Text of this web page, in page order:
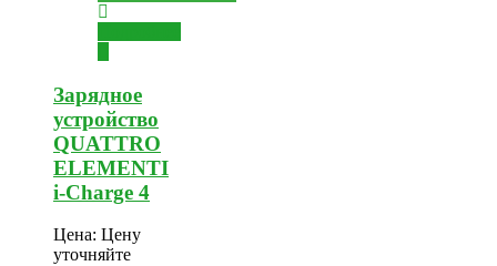
Зарядное
устройство
QUATTRO
ELEMENTI
i-Charge 4
Цена: Цену
уточняйте